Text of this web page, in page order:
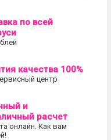
по всей
качества 100%
центр
и
расчет
онлайн. Как вам